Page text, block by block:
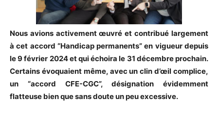
Nous avions activement œuvré et contribué largement
à cet accord “Handicap permanents” en vigueur depuis
le 9 février 2024 et qui échoira le 31 décembre prochain.
Certains évoquaient même, avec un clin d’œil complice,
un “accord CFE-CGC”, désignation évidemment
flatteuse bien que sans doute un peu excessive.